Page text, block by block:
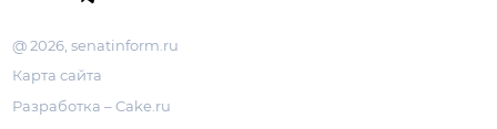
@ 2026, senatinform.ru
Карта сайта
Разработка – Cake.ru